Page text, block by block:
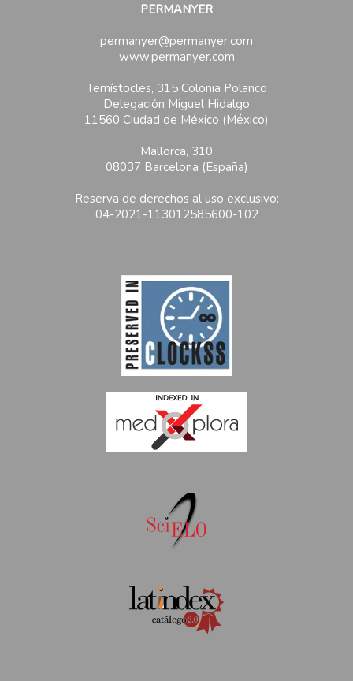
PERMANYER
permanyer@permanyer.com
www.permanyer.com
Temístocles, 315 Colonia Polanco
Delegación Miguel Hidalgo
11560 Ciudad de México (México)
Mallorca, 310
08037 Barcelona (España)
Reserva de derechos al uso exclusivo:
04-2021-113012585600-102